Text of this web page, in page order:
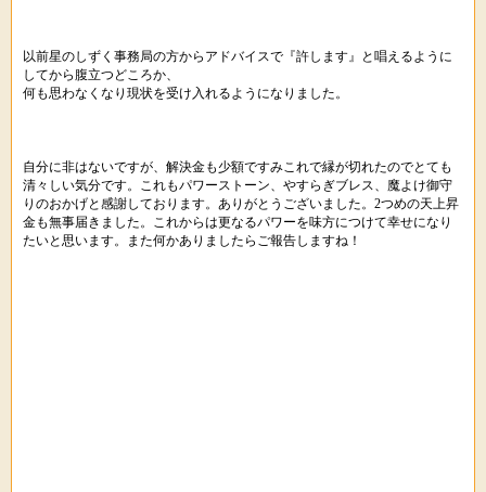
以前星のしずく事務局の方からアドバイスで『許します』と唱えるように
してから腹立つどころか、
何も思わなくなり現状を受け入れるようになりました。
自分に非はないですが、解決金も少額ですみこれで縁が切れたのでとても
清々しい気分です。これもパワーストーン、やすらぎブレス、魔よけ御守
りのおかげと感謝しております。ありがとうございました。2つめの天上昇
金も無事届きました。これからは更なるパワーを味方につけて幸せになり
たいと思います。また何かありましたらご報告しますね！